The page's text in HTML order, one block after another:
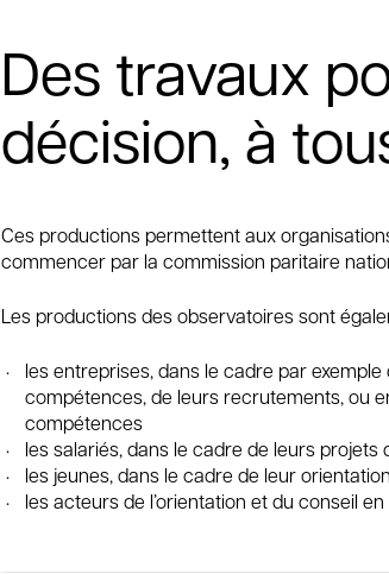
Des travaux
décision, à
Ces productions permettent aux
commencer par la commission paritaire
Les productions des observatoires sont
les entreprises, dans le cadre par
compétences, de leurs recrutements, ou
compétences
les salariés, dans le cadre de leurs projets
les jeunes, dans le cadre de leur
les acteurs de l’orientation et du conseil